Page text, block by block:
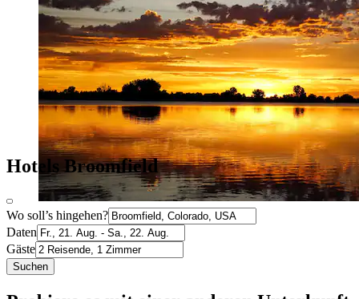
Hotels Broomfield
Wo soll’s hingehen?
Daten
Gäste
Suchen